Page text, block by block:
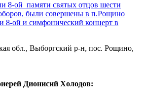
8-ой памяти святых отцов шести
были совершены в п.Рощино
8-ой и симфонический концерт в
обл., Выборгский р-н, пос. Рощино,
Дионисий Холодов: